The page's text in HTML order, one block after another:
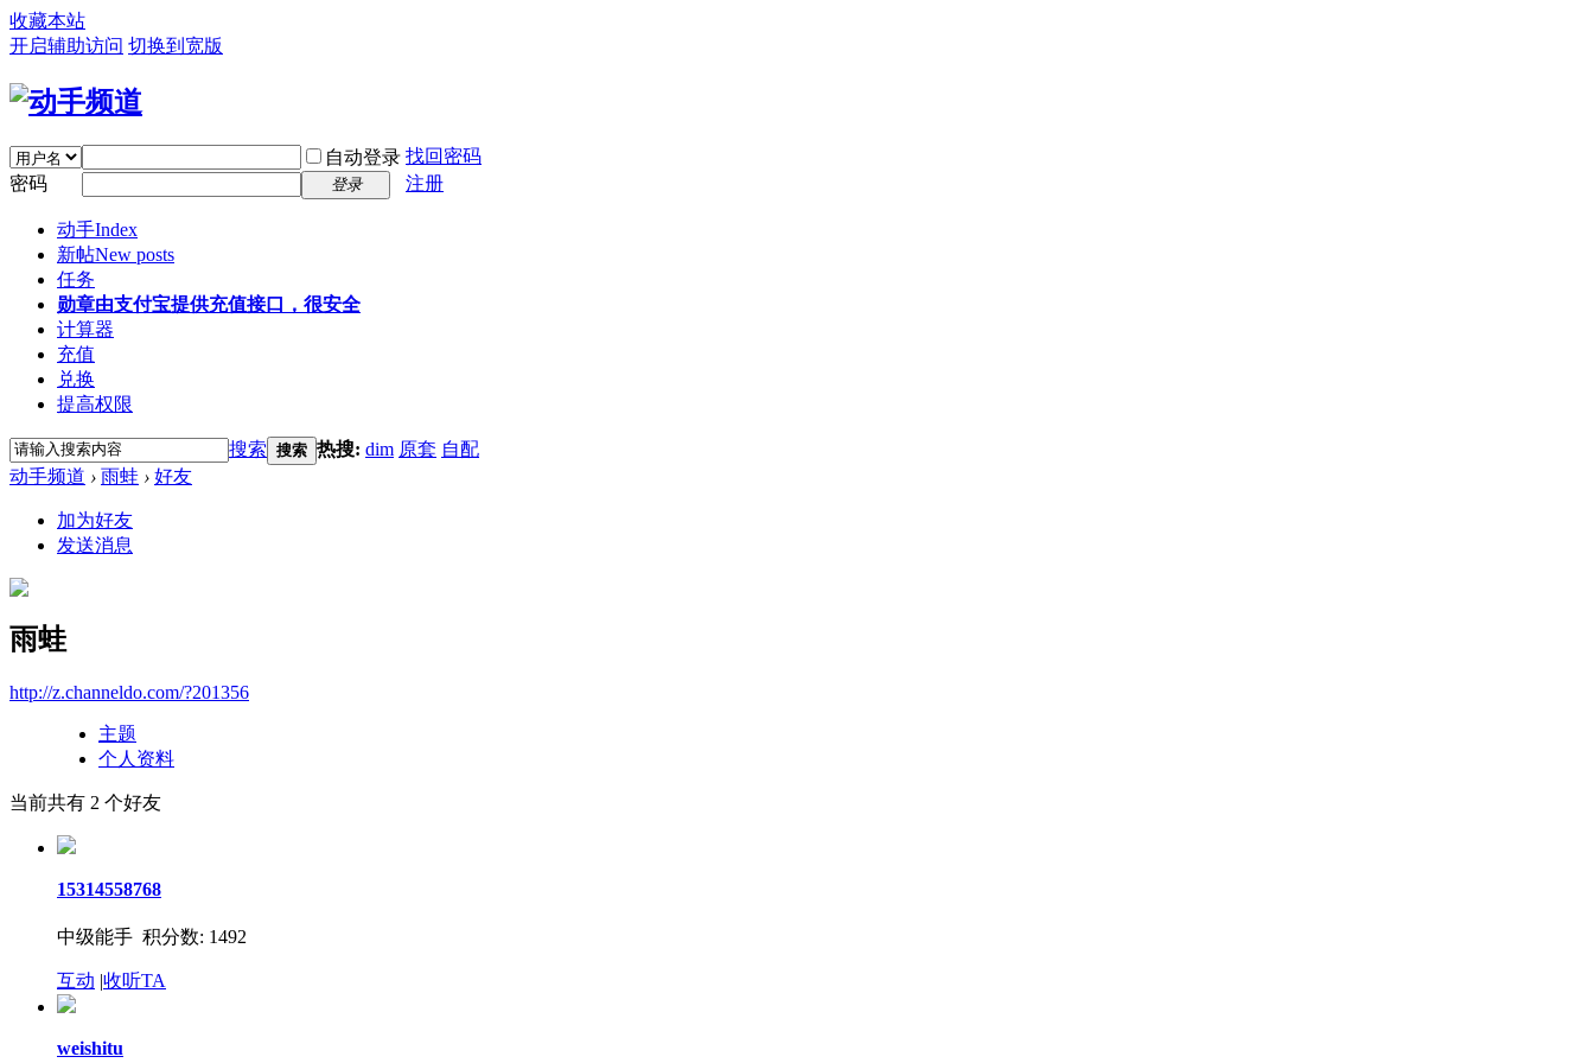
收藏本站
开启辅助访问 切换到宽版
自动登录 找回密码
密码
登录 注册
动手Index
新帖New posts
任务
勋章由支付宝提供充值接口，很安全
计算器
充值
兑换
提高权限
搜索 搜索 热搜: dim 原套 自配
动手频道 › 雨蛙 › 好友
加为好友
发送消息
雨蛙
http://z.channeldo.com/?201356
主题
个人资料
当前共有 2 个好友
15314558768
中级能手 积分数: 1492
互动 |收听TA
weishitu